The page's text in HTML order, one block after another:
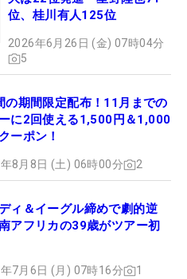
位、桂川有人125位
2026年6月26日 (金) 07時04分
5
の期間限定配布！11月までの
に2回使える1,500円＆1,000
ーポン！
8月8日 (土) 06時00分 2
ィ＆イーグル締めで劇的逆
アフリカの39歳がツアー初
7月6日 (月) 07時16分 1